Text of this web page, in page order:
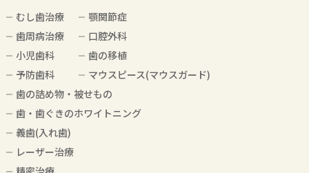
むし歯治療
歯周病治療
小児歯科
予防歯科
顎関節症
口腔外科
歯の移植
マウスピース(マウスガード)
歯の詰め物・被せもの
歯・歯ぐきのホワイトニング
義歯(入れ歯)
レーザー治療